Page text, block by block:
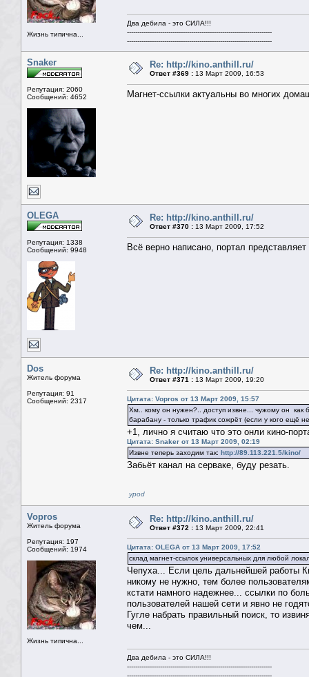
Жизнь типична...
Два дебила - это СИЛА!!!
----------------------------------------------------------------------
----------------------------------------------------------------------
Snaker
Репутация: 2060
Сообщений: 4652
Re: http://kino.anthill.ru/
Ответ #369 : 13 Март 2009, 16:53
Магнет-ссылки актуальны во многих
OLEGA
Репутация: 1338
Сообщений: 9948
Re: http://kino.anthill.ru/
Ответ #370 : 13 Март 2009, 17:52
Всё верно написано, портал
Dos
Житель форума
Репутация: 91
Сообщений: 2317
Re: http://kino.anthill.ru/
Ответ #371 : 13 Март 2009, 19:20
Цитата: Vopros от 13 Март 2009, 15:57
Хм.. кому он нужен?.. доступ извне... чужому он как
барабану - только трафик сожрёт (если у кого ещё
+1, лично я считаю что это онли кино-
Цитата: Snaker от 13 Март 2009, 02:19
Извне теперь заходим так: http://89.113.221.5/kino/
Забьёт канал на серваке, буду резать.
ypod
Vopros
Житель форума
Репутация: 197
Сообщений: 1974
Жизнь типична...
Re: http://kino.anthill.ru/
Ответ #372 : 13 Март 2009, 22:41
Цитата: OLEGA от 13 Март 2009, 17:52
склад магнет-ссылок универсальных для любой
Чепуха... Если цель дальнейшей работы
никому не нужно, тем более
кстати намного надежнее... ссылки по
пользователей нашей сети и явно не
Гугле набрать правильный поиск, то
чем...
Два дебила - это СИЛА!!!
----------------------------------------------------------------------
----------------------------------------------------------------------